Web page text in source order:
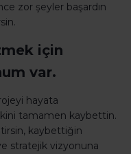
zor şeyler başardın
için
var.
hayata
tamamen kaybettin.
kaybettiğin
stratejik vizyonuna